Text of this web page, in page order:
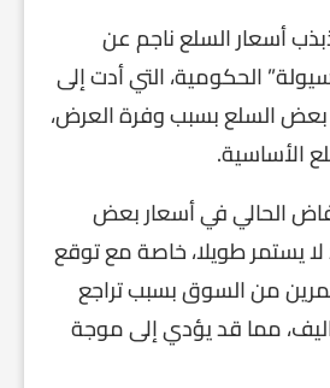
أسعار السلع ناجم عن
الحكومية، التي أدت إلى
السلع بسبب وفرة العرض،
الأساسية.
الحالي في أسعار بعض
لا يستمر طويلا، خاصة مع توقع
من السوق بسبب تراجع
مما قد يؤدي إلى موجة